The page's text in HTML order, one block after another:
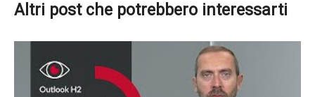
Altri post che potrebbero interessarti